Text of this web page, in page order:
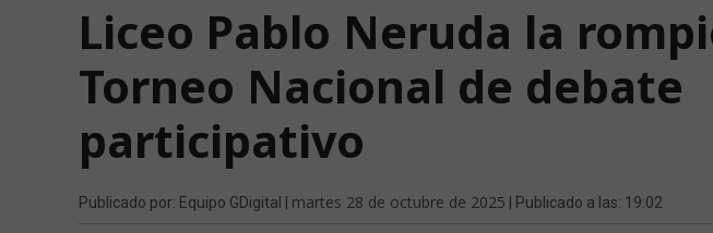
Liceo Pablo Neruda la
Torneo Nacional de debate
participativo
Publicado por: Equipo GDigital | martes 28 de octubre de 2025 | Publicado a las: 19:02